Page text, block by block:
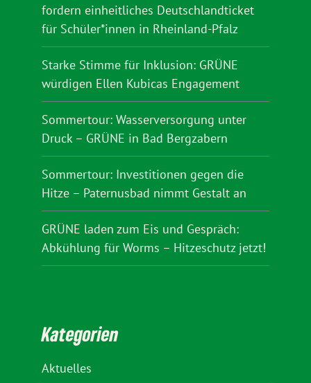
fordern einheitliches Deutschlandticket
für Schüler*innen in Rheinland-Pfalz
Starke Stimme für Inklusion: GRÜNE
würdigen Ellen Kubicas Engagement
Sommertour: Wasserversorgung unter
Druck – GRÜNE in Bad Bergzabern
Sommertour: Investitionen gegen die
Hitze – Paternusbad nimmt Gestalt an
GRÜNE laden zum Eis und Gespräch:
Abkühlung für Worms – Hitzeschutz jetzt!
Kategorien
Aktuelles